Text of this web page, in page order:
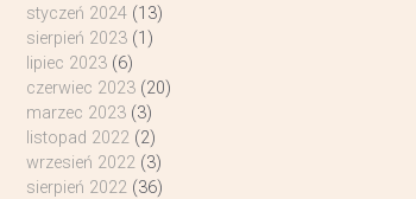
styczeń 2024(13)
sierpień 2023(1)
lipiec 2023(6)
czerwiec 2023(20)
marzec 2023(3)
listopad 2022(2)
wrzesień 2022(3)
sierpień 2022(36)